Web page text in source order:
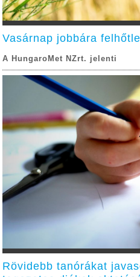
Vasárnap jobbára
A HungaroMet NZrt. jelenti
Rövidebb tanórákat